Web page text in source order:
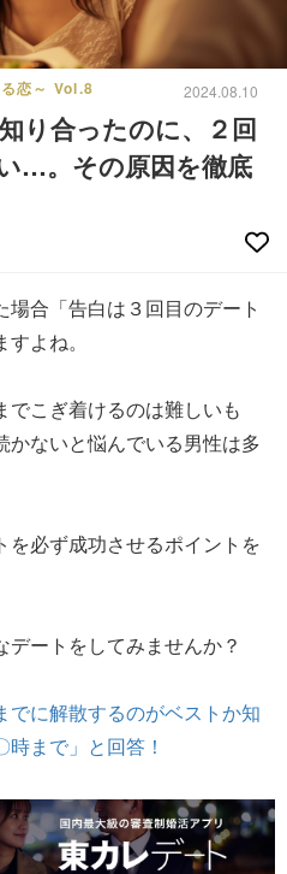
恋～ Vol.8 2024.08.10
り合ったのに、２回
…。その原因を徹底
合「告白は３回目のデート
よね。
でこぎ着けるのは難しいも
ないと悩んでいる男性は多
を必ず成功させるポイントを
ートをしてみませんか？
でに解散するのがベストか知
まで」と回答！